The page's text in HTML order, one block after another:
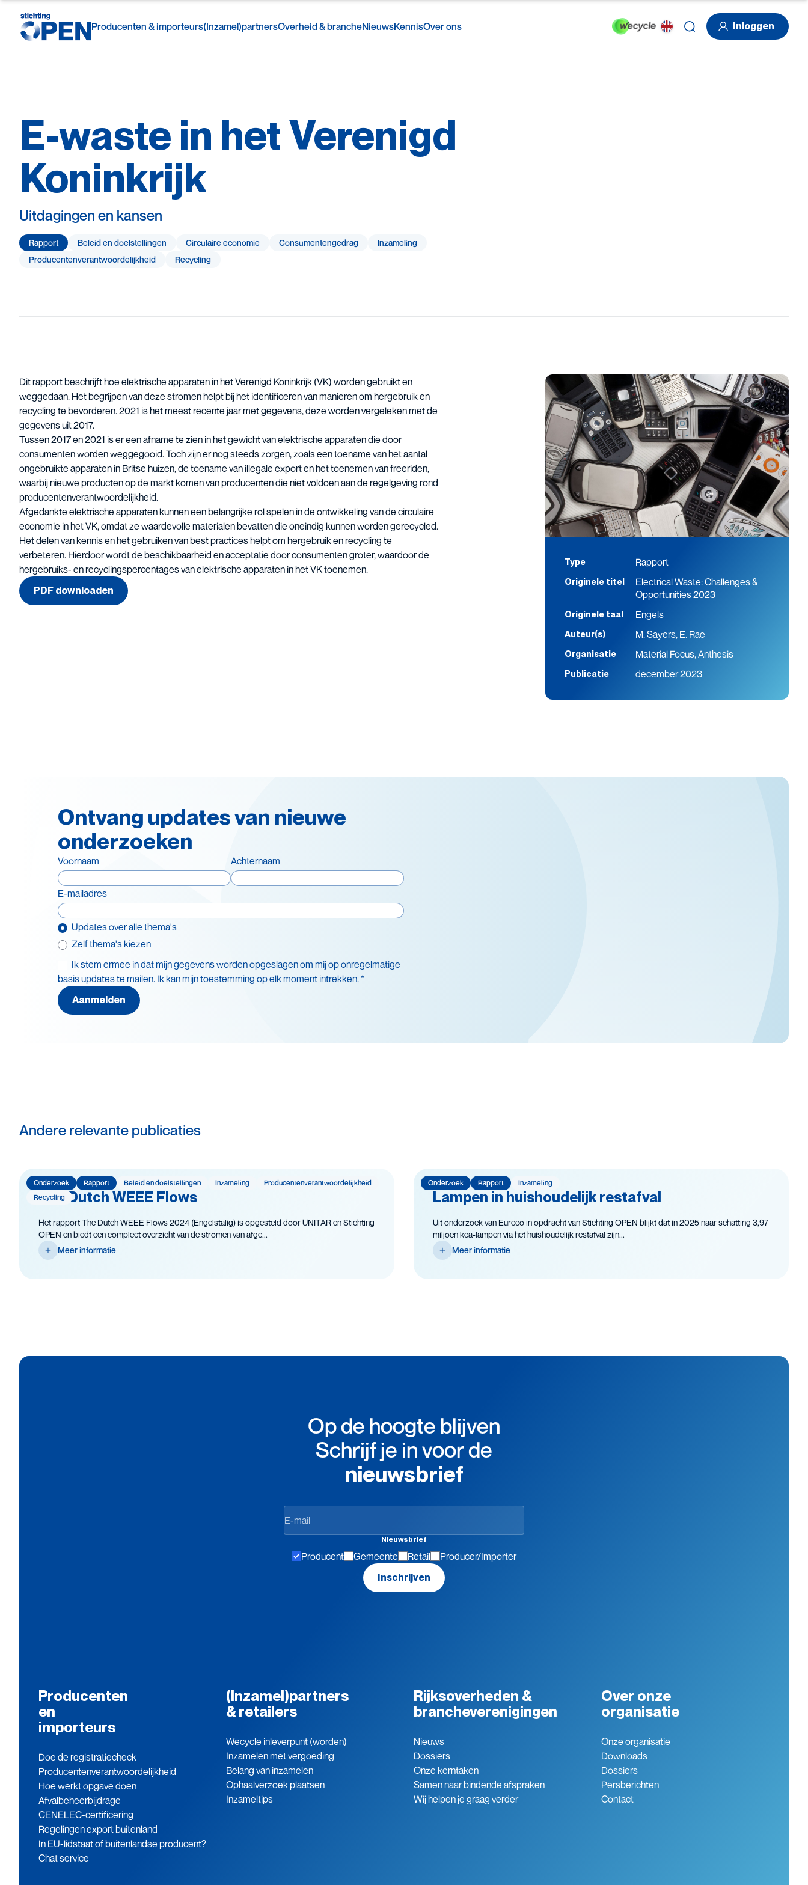
Skip to content
Producenten & importeurs(Inzamel)partnersOverheid & brancheNieuwsKennisOver ons Inloggen
E-waste in hetVerenigd
Koninkrijk
Uitdagingen en kansen
Rapport Beleid en doelstellingen Circulaire economie Consumenten­gedrag
Inzameling
Producenten­­­­verantwoor­delijk­heid
Recycling
Dit rapport beschrijft hoe elektrische apparaten in het Verenigd Koninkrijk (VK) worden gebruikt en
weggedaan. Het begrijpen van deze stromen helpt bij het identificeren van manieren om hergebruik en
recycling te bevorderen. 2021 is het meest recente jaar met gegevens, deze worden vergeleken met de
gegevens uit 2017.
Tussen 2017 en 2021 is er een afname te zien in het gewicht van elektrische apparaten die door
consumenten worden weggegooid. Toch zijn er nog steeds zorgen, zoals een toename van het aantal
ongebruikte apparaten in Britse huizen, de toename van illegale export en het toenemen van freeriden,
waarbij nieuwe producten op de markt komen van producenten die niet voldoen aan de regelgeving rond
producentenverantwoordelijkheid.
Afgedankte elektrische apparaten kunnen een belangrijke rol spelen in de ontwikkeling van de circulaire
economie in het VK, omdat ze waardevolle materialen bevatten die oneindig kunnen worden gerecycled.
Het delen van kennis en het gebruiken van best practices helpt om hergebruik en recycling te
verbeteren. Hierdoor wordt de beschikbaarheid en acceptatie door consumenten groter, waardoor de
hergebruiks- en recyclingspercentages van elektrische apparaten in het VK toenemen.
PDF downloaden
Type Rapport
Originele titel
Electrical Waste: Challenges &
Opportunities 2023
Originele taal Engels
Auteur(s) M. Sayers, E. Rae
Organisatie Material Focus, Anthesis
Publicatie december 2023
Ontvang updates van nieuwe
onderzoeken
Voornaam Achternaam
E-mailadres
Updates over alle thema's
Zelf thema's kiezen
Thema's
Batterijen
Beleid en doelstellingen
Ik stem ermee in dat mijn gegevens worden opgeslagen om mij op onregelmatige
basis updates te mailen. Ik kan mijn toestemming op elk moment intrekken. *
Aanmelden
Andere relevante publicaties
Onderzoek Rapport Beleid en doelstellingen Inzameling
Producenten­­­­verantwoor­delijk­heid
Recycling
The Dutch WEEE Flows
Het rapport The Dutch WEEE Flows 2024 (Engelstalig) is opgesteld door UNITAR en Stichting
OPEN en biedt een compleet overzicht van de stromen van afge...
Meer informatie
Onderzoek Rapport Inzameling
Lampen in huishoudelijk restafval
Uit onderzoek van Eureco in opdracht van Stichting OPEN blijkt dat in 2025 naar schatting 3,97
miljoen kca-lampen via het huishoudelijk restafval zijn...
Meer informatie
Op de hoogte blijven
Schrijf je in voor de
nieuwsbrief
de
blijven
Nieuwsbrief
Producent Gemeente Retail Producer/Importer
Inschrijven
Producenten
en
importeurs
Doe de registratiecheck
Producenten­verantwoordelijkheid
Hoe werkt opgave doen
Afvalbeheerbijdrage
CENELEC-certificering
Regelingen export buitenland
In EU-lidstaat of buitenlandse producent?
Chat service
(Inzamel)partners
& retailers
Wecycle inleverpunt (worden)
Inzamelen met vergoeding
Belang van inzamelen
Ophaalverzoek plaatsen
Inzameltips
Rijksoverheden &
brancheverenigingen
Nieuws
Dossiers
Onze kerntaken
Samen naar bindende afspraken
Wij helpen je graag verder
Over onze
organisatie
Onze organisatie
Downloads
Dossiers
Persberichten
Contact